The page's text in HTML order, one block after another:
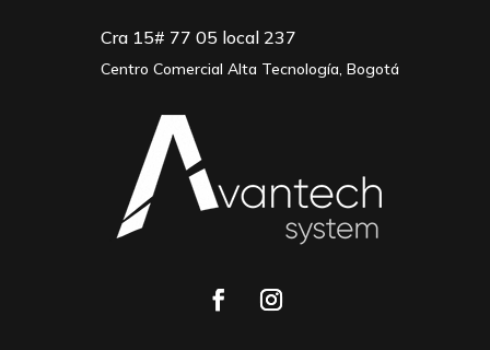
Cra 15# 77 05 local 237
Centro Comercial Alta Tecnología, Bogotá